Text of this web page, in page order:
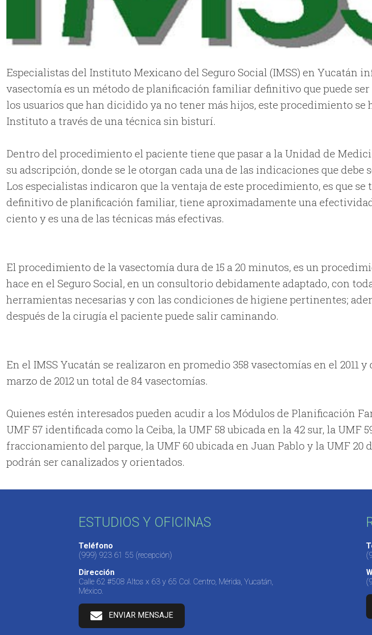
Especialistas del Instituto Mexicano del Seguro Social (IMSS) en Yucatán
vasectomía es un método de planificación familiar definitivo que puede ser
los usuarios que han dicidido ya no tener más hijos, este procedimiento se
Instituto a través de una técnica sin bisturí.
Dentro del procedimiento el paciente tiene que pasar a la Unidad de
su adscripción, donde se le otorgan cada una de las indicaciones que debe
Los especialistas indicaron que la ventaja de este procedimiento, es que se
definitivo de planificación familiar, tiene aproximadamente una
ciento y es una de las técnicas más efectivas.
El procedimiento de la vasectomía dura de 15 a 20 minutos, es un
hace en el Seguro Social, en un consultorio debidamente adaptado, con
herramientas necesarias y con las condiciones de higiene pertinentes;
después de la cirugía el paciente puede salir caminando.
En el IMSS Yucatán se realizaron en promedio 358 vasectomías en el 2011 y
marzo de 2012 un total de 84 vasectomías.
Quienes estén interesados pueden acudir a los Módulos de Planificación
UMF 57 identificada como la Ceiba, la UMF 58 ubicada en la 42 sur, la UMF
fraccionamiento del parque, la UMF 60 ubicada en Juan Pablo y la UMF 20
podrán ser canalizados y orientados.
ESTUDIOS Y OFICINAS
Teléfono
(999) 923 61 55 (recepción)
Dirección
Calle 62 #508 Altos x 63 y 65 Col. Centro, Mérida, Yucatán,
México.
ENVIAR MENSAJE